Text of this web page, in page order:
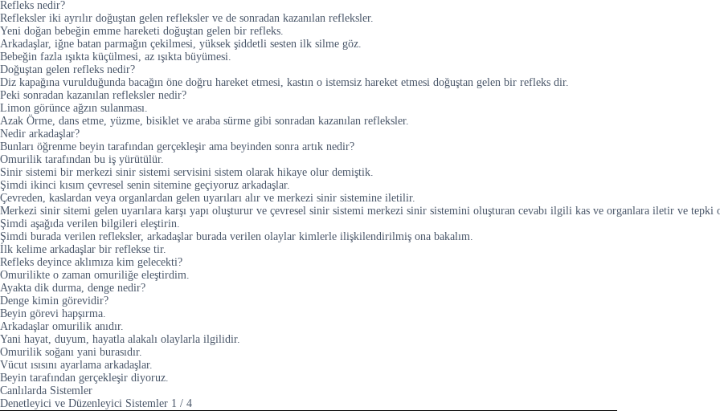
Refleks nedir?
Refleksler iki ayrılır doğuştan gelen refleksler ve de sonradan kazanılan refleksler.
Yeni doğan bebeğin emme hareketi doğuştan gelen bir refleks.
Arkadaşlar, iğne batan parmağın çekilmesi, yüksek şiddetli sesten ilk silme göz.
Bebeğin fazla ışıkta küçülmesi, az ışıkta büyümesi.
Doğuştan gelen refleks nedir?
Diz kapağına vurulduğunda bacağın öne doğru hareket etmesi, kastın o istemsiz hareket etmesi doğuştan gelen bir refleks dir.
Peki sonradan kazanılan refleksler nedir?
Limon görünce ağzın sulanması.
Azak Örme, dans etme, yüzme, bisiklet ve araba sürme gibi sonradan kazanılan refleksler.
Nedir arkadaşlar?
Bunları öğrenme beyin tarafından gerçekleşir ama beyinden sonra artık nedir?
Omurilik tarafından bu iş yürütülür.
Sinir sistemi bir merkezi sinir sistemi servisini sistem olarak hikaye olur demiştik.
Şimdi ikinci kısım çevresel senin sitemine geçiyoruz arkadaşlar.
Çevreden, kaslardan veya organlardan gelen uyarıları alır ve merkezi sinir sistemine iletilir.
Merkezi sinir sitemi gelen uyarılara karşı yapı oluşturur ve çevresel sinir sistemi merkezi sinir sistemini oluşturan cevabı ilgili kas ve organlara iletir ve tepki
Şimdi aşağıda verilen bilgileri eleştirin.
Şimdi burada verilen refleksler, arkadaşlar burada verilen olaylar kimlerle ilişkilendirilmiş ona bakalım.
İlk kelime arkadaşlar bir reflekse tir.
Refleks deyince aklımıza kim gelecekti?
Omurilikte o zaman omuriliğe eleştirdim.
Ayakta dik durma, denge nedir?
Denge kimin görevidir?
Beyin görevi hapşırma.
Arkadaşlar omurilik anıdır.
Yani hayat, duyum, hayatla alakalı olaylarla ilgilidir.
Omurilik soğanı yani burasıdır.
Vücut ısısını ayarlama arkadaşlar.
Beyin tarafından gerçekleşir diyoruz.
Canlılarda Sistemler
Denetleyici ve Düzenleyici Sistemler 1 / 4